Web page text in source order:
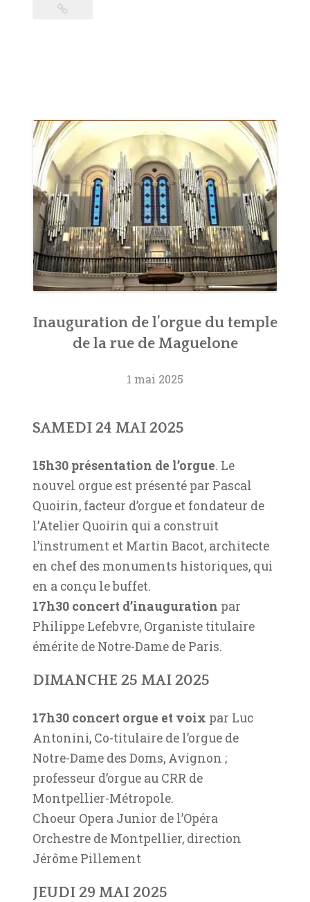
Inauguration de l’orgue du temple
de la rue de Maguelone
1 mai 2025
SAMEDI 24 MAI 2025
15h30 présentation de l’orgue. Le
nouvel orgue est présenté par Pascal
Quoirin, facteur d’orgue et fondateur de
l’Atelier Quoirin qui a construit
l’instrument et Martin Bacot, architecte
en chef des monuments historiques, qui
en a conçu le buffet.
17h30 concert d’inauguration par
Philippe Lefebvre, Organiste titulaire
émérite de Notre-Dame de Paris.
DIMANCHE 25 MAI 2025
17h30 concert orgue et voix par Luc
Antonini, Co-titulaire de l’orgue de
Notre-Dame des Doms, Avignon ;
professeur d’orgue au CRR de
Montpellier-Métropole.
Choeur Opera Junior de l’Opéra
Orchestre de Montpellier, direction
Jérôme Pillement
JEUDI 29 MAI 2025